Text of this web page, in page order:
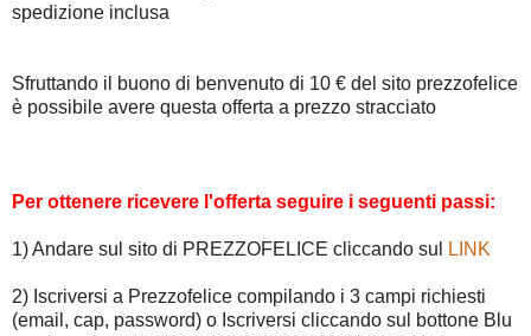
spedizione inclusa
Sfruttando il buono di benvenuto di 10 € del sito prezzofelice
è possibile avere questa offerta a prezzo stracciato
Per ottenere ricevere l'offerta seguire i seguenti passi:
1) Andare sul sito di PREZZOFELICE cliccando sul LINK
2) Iscriversi a Prezzofelice compilando i 3 campi richiesti
(email, cap, password) o Iscriversi cliccando sul bottone Blu